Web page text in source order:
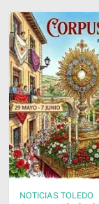
NOTICIAS TOLEDO